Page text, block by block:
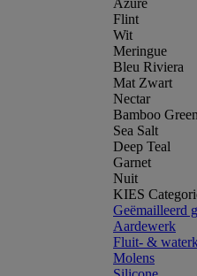
Azure
Flint
Wit
Meringue
Bleu Riviera
Mat Zwart
Nectar
Bamboo Green
Sea Salt
Deep Teal
Garnet
Nuit
KIES
Geëmailleerd
Aardewerk
Fluit- &
Molens